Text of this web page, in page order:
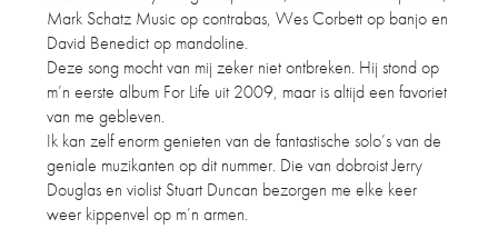
Mark Schatz Music op contrabas, Wes Corbett op banjo en
David Benedict op mandoline.
Deze song mocht van mij zeker niet ontbreken. Hij stond op
m’n eerste album For Life uit 2009, maar is altijd een favoriet
van me gebleven.
Ik kan zelf enorm genieten van de fantastische solo’s van de
geniale muzikanten op dit nummer. Die van dobroist Jerry
Douglas en violist Stuart Duncan bezorgen me elke keer
weer kippenvel op m’n armen.